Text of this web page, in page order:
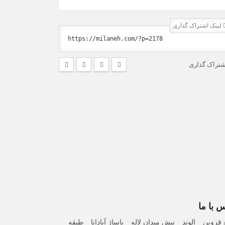
لینک اشتراک گذاری
اشتراک گذاری
با ما
قزوین _ الوند _ نبش میدان لاله _ پاساژ آپادانا _ طبقه